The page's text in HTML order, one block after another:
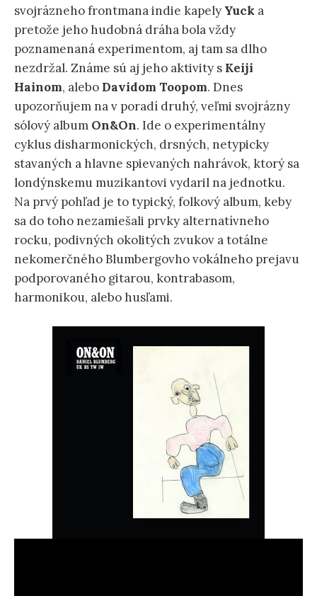
svojrázneho frontmana indie kapely Yuck a
pretože jeho hudobná dráha bola vždy
poznamenaná experimentom, aj tam sa dlho
nezdržal. Známe sú aj jeho aktivity s Keiji
Hainom, alebo Davidom Toopom. Dnes
upozorňujem na v poradí druhý, veľmi svojrázny
sólový album On&On. Ide o experimentálny
cyklus disharmonických, drsných, netypicky
stavaných a hlavne spievaných nahrávok, ktorý sa
londýnskemu muzikantovi vydaril na jednotku.
Na prvý pohľad je to typický, folkový album, keby
sa do toho nezamiešali prvky alternatívneho
rocku, podivných okolitých zvukov a totálne
nekomerčného Blumbergovho vokálneho prejavu
podporovaného gitarou, kontrabasom,
harmonikou, alebo husľami.